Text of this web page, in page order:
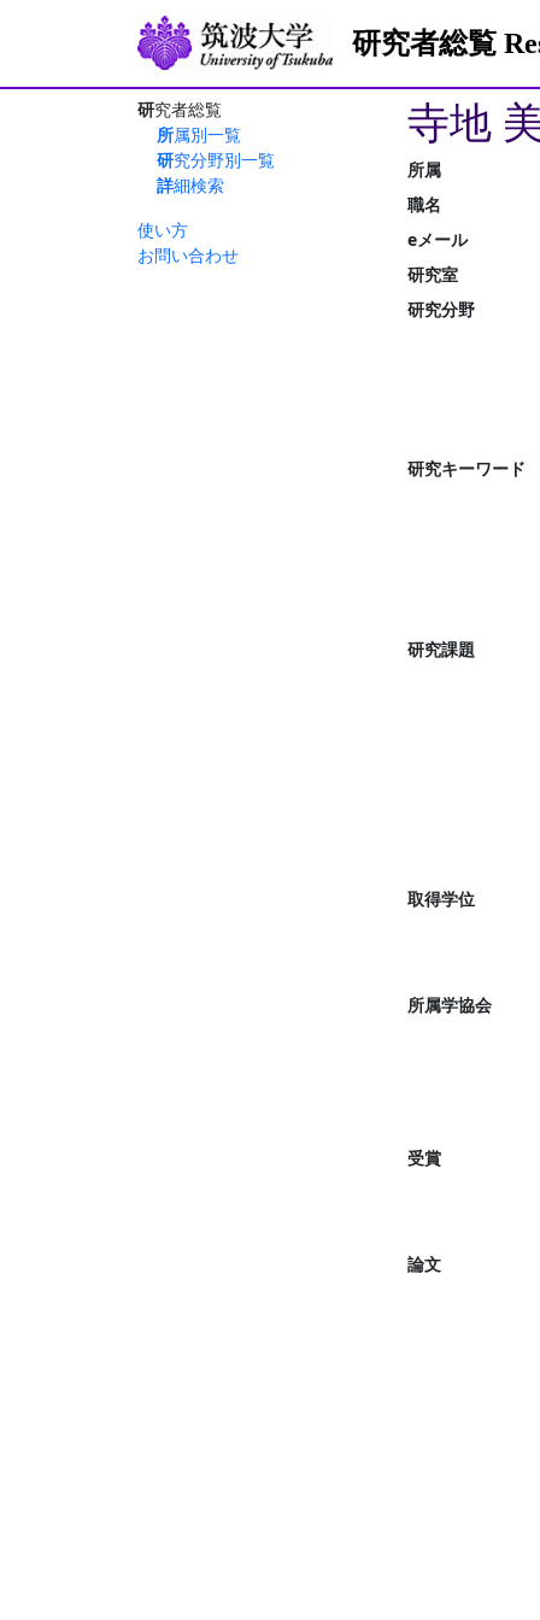
研究者総覧
研究者総覧
所属別一覧
研究分野別一覧
詳細検索
使い方
お問い合わせ
寺地
所属
職名
eメール
研究室
研究分野
研究キーワード
研究課題
取得学位
所属学協会
受賞
論文